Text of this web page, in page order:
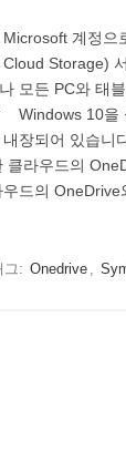
계정으
Storage)
모든 PC와 태
Windows 10을
장되어 있습니
클라우드의
드의
그: Onedrive ,